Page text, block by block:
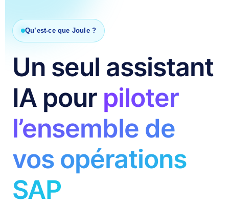
Qu’est-ce que Joule ?
Un seul assistant
IA pour piloter
l’ensemble de
vos opérations
SAP